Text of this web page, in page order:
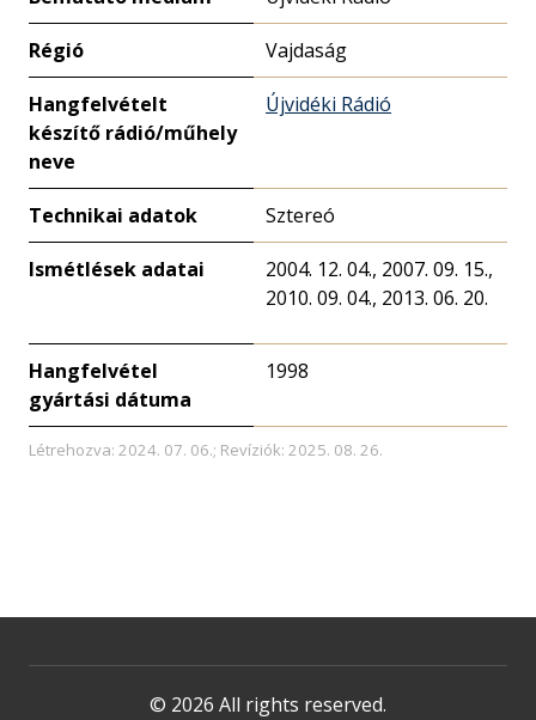
Régió Vajdaság
Hangfelvételt
készítő rádió/műhely
neve
Újvidéki Rádió
Technikai adatok Sztereó
Ismétlések adatai
2004. 12. 04., 2007. 09. 15.,
2010. 09. 04., 2013. 06. 20.
Hangfelvétel
gyártási dátuma
1998
Létrehozva: 2024. 07. 06.; Revíziók: 2025. 08. 26.
© 2026 All rights reserved.